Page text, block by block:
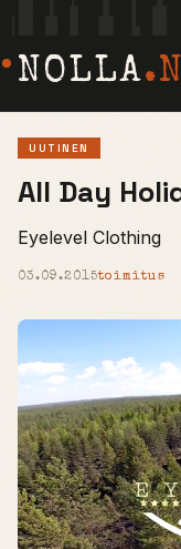
NOLLA
UUTINEN
All Day
Eyelevel Clothing
03.09.2015toimitus